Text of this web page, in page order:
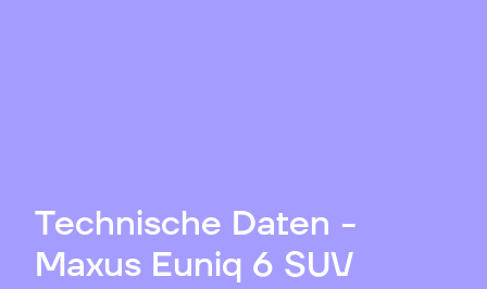
Technische Daten -
Maxus Euniq 6 SUV